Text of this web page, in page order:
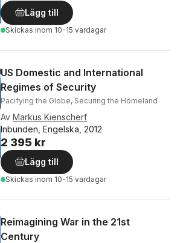
Lägg till
Skickas inom 10-15 vardagar
US Domestic and International
Regimes of Security
Pacifying the Globe, Securing the Homeland
Av Markus Kienscherf
Inbunden, Engelska, 2012
2 395 kr
Lägg till
Skickas inom 10-15 vardagar
Reimagining War in the 21st
Century